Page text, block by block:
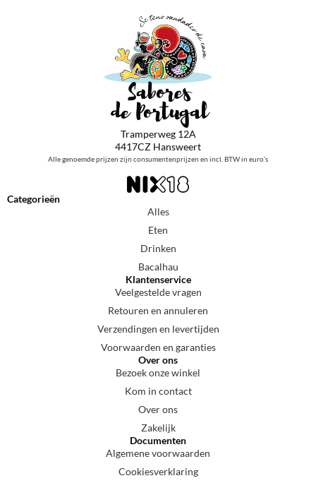
Tramperweg 12A
4417CZ Hansweert
Alle genoemde prijzen zijn consumentenprijzen en incl. BTW in euro’s
Categorieën
Alles
Eten
Drinken
Bacalhau
Klantenservice
Veelgestelde vragen
Retouren en annuleren
Verzendingen en levertijden
Voorwaarden en garanties
Over ons
Bezoek onze winkel
Kom in contact
Over ons
Zakelijk
Documenten
Algemene voorwaarden
Cookiesverklaring